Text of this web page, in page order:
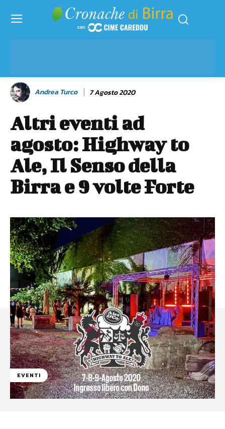
Andrea Turco 7 Agosto 2020
Altri eventi ad
agosto: Highway to
Ale, Il Senso della
Birra e 9 volte Forte
EVENTI